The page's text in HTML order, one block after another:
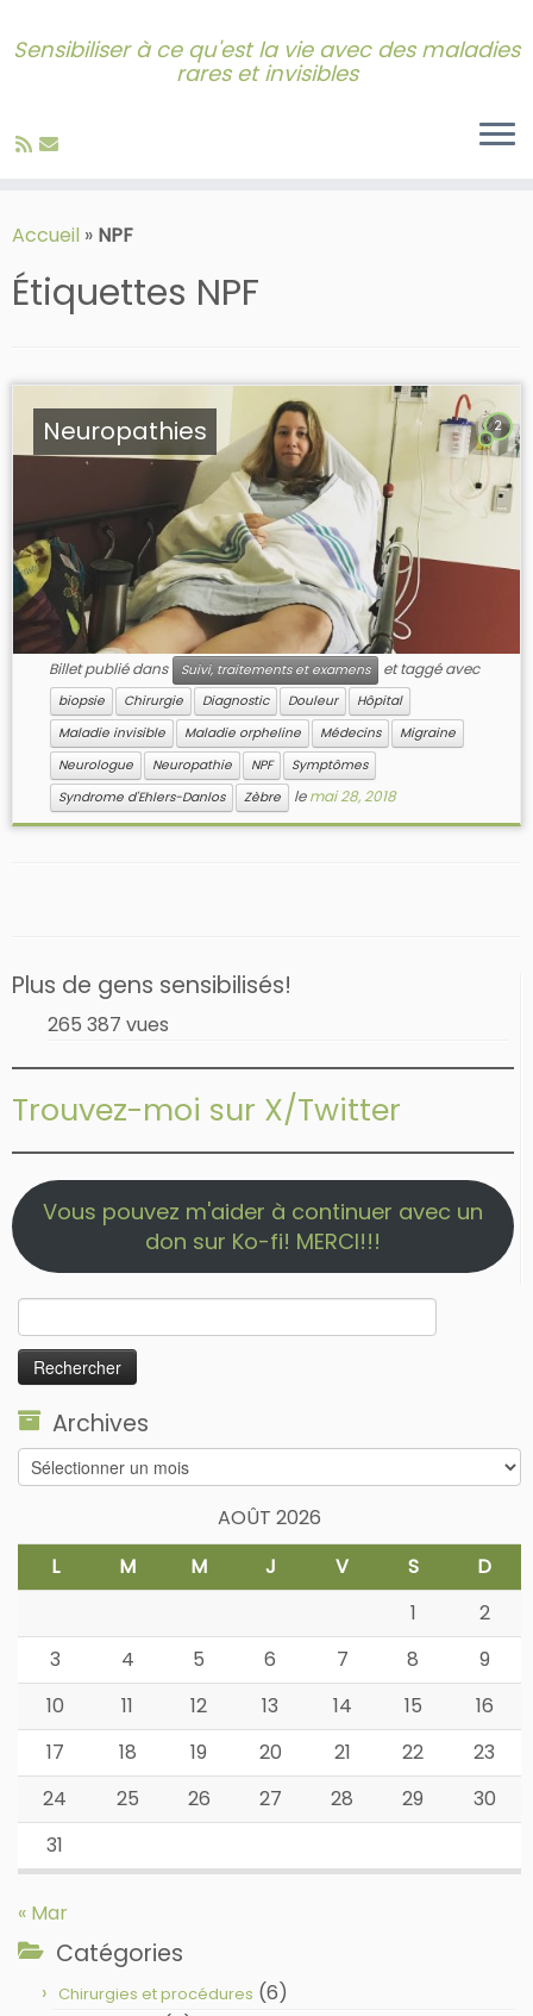
to
Sensibiliser à ce qu'est la vie avec des maladies
rares et invisibles
Accueil » NPF
Étiquettes NPF
2
Neuropathies
Billet publié dans Suivi, traitements et examens et taggé avec
biopsie Chirurgie Diagnostic Douleur
Hôpital
Maladie invisible
Maladie orpheline Médecins
Migraine
Neurologue
Neuropathie NPF
Symptômes
Syndrome d'Ehlers-Danlos
Zèbre lemai 28, 2018
Plus de gens sensibilisés!
265 387 vues
Trouvez-moi sur X/Twitter
Vous pouvez m'aider à continuer avec un
don sur Ko-fi! MERCI!!!
Rechercher :
Archives
Archives
AOÛT 2026
L
M M J V S
D
1
2
3
4 5 6 7 8
9
10
11 12 13 14 15
16
17
18 19 20 21 22
23
24
25 26 27 28 29
30
31
« Mar
Catégories
Chirurgies et procédures (6)